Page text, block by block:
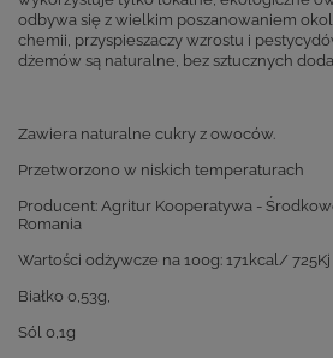
odbywa się z wielkim poszanowaniem
chemii, przyspieszaczy wzrostu i
dżemów są naturalne, bez sztucznych
Zawiera naturalne cukry z owoców.
Przetworzono w niskich temperaturach
Producent: Agritur Kooperatywa -
Romania
Wartości odżywcze na 100g: 171kcal/ 725Kj
Białko 0,53g,
Sól 0,1g